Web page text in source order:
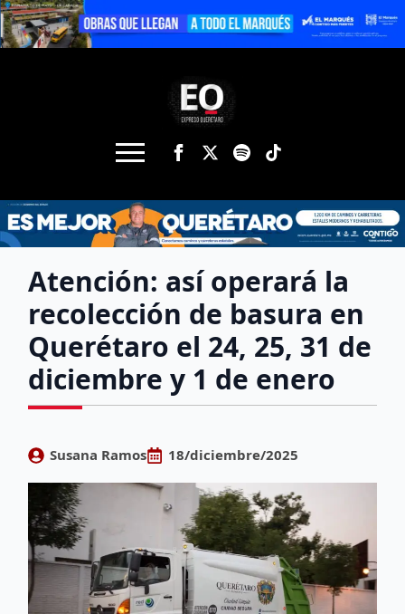
Atención: así operará la
recolección de basura en
Querétaro el 24, 25, 31 de
diciembre y 1 de enero
Susana Ramos 18/diciembre/2025